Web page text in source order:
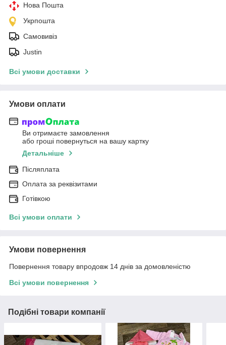
Нова Пошта
Укрпошта
Самовивіз
Justin
Всі умови доставки
Умови оплати
Ви отримаєте замовлення
або гроші повернуться на вашу картку
Детальніше
Післяплата
Оплата за реквізитами
Готівкою
Всі умови оплати
Умови повернення
Повернення товару впродовж 14 днів за домовленістю
Всі умови повернення
Подібні товари компанії